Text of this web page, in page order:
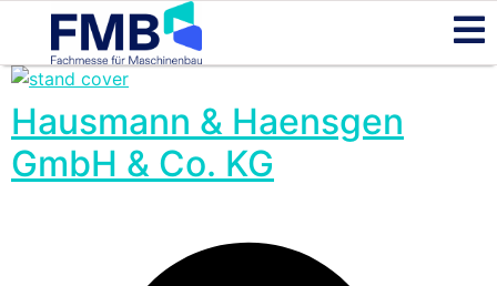
Hausmann & Haensgen
GmbH & Co. KG